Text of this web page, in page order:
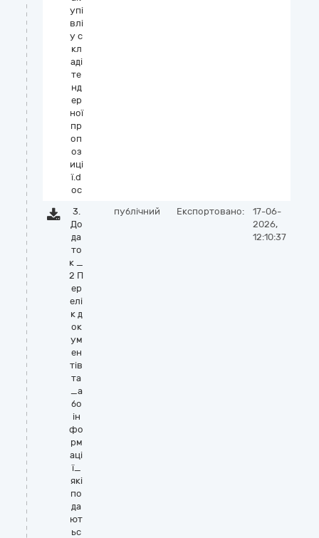
упі
влі
у с
кл
аді
те
нд
ер
ної
пр
оп
оз
иці
ї.d
oc
3.
До
да
то
к _
2 П
ер
елі
к д
ок
ум
ен
тів
та
_а
бо
ін
фо
рм
аці
ї_
які
по
да
ют
ьс
публічний Експортовано:
17-06-
2026,
12:10:37